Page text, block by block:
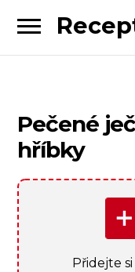
Skip
to
Skip
to
Pečené
hříbky
Přidejte